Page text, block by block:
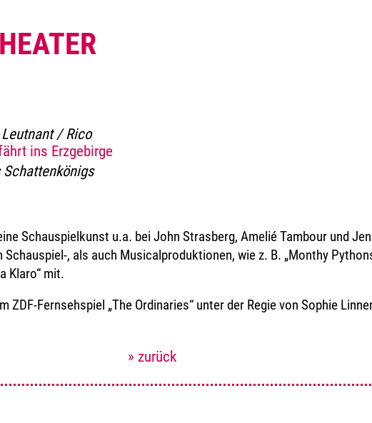
/ Rico
ins Erzgebirge
Schattenkönigs
Schauspielkunst u.a. bei John Strasberg, Amelié Tambour und
, als auch Musicalproduktionen, wie z. B. „Monthy
Klaro“ mit.
Fernsehspiel „The Ordinaries“ unter der Regie von Sophie
» zurück